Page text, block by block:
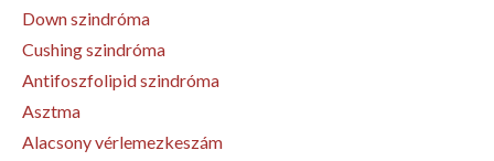
Down szindróma
Cushing szindróma
Antifoszfolipid szindróma
Asztma
Alacsony vérlemezkeszám